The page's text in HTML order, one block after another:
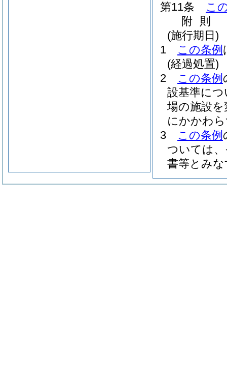
第11条
こ
附 則
(施行期日)
1
この条例
(経過処置)
2
この条例
設基準に
場の施設
にかかわ
3
この条例
ついては
書等とみな